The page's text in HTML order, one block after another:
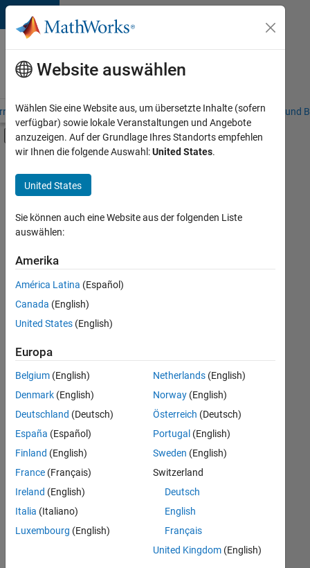
Weiter zum Inhalt
Karriere
bei
MathWorks
– Übersicht Stellensuche Niederlassungen Studierende und
Umschaltung für Off-Canvas-
Hauptinhalt
Information Technology
Inside Sales
Marketing Communications
Marketing Services
Business Model Team
Finance and Operations
Human Resources
+6
Derzeit
es
keine
offenen
Stellen,
Ihren
Suchkriterien
entsprechen.
können
die
Suchkriterien
weiter
fassen
oder
alle
Stellenangebote
anzeigen .
Website auswählen
Wählen Sie eine Website aus, um übersetzte Inhalte (sofern
verfügbar) sowie lokale Veranstaltungen und Angebote
anzuzeigen. Auf der Grundlage Ihres Standorts empfehlen
wir Ihnen die folgende Auswahl:United States.
United States
Sie können auch eine Website aus der folgenden Liste
auswählen:
Amerika
América Latina (Español)
Canada (English)
United States (English)
Europa
Belgium (English)
Denmark (English)
Deutschland (Deutsch)
España (Español)
Finland (English)
France (Français)
Ireland (English)
Italia (Italiano)
Luxembourg (English)
Netherlands(English)
Norway(English)
Österreich (Deutsch)
Portugal (English)
Sweden (English)
Switzerland
Deutsch
English
Français
United Kingdom(English)